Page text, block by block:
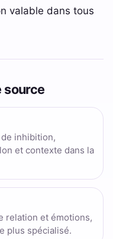
valable dans tous
source
inhibition,
et contexte dans la
relation et émotions,
plus spécialisé.